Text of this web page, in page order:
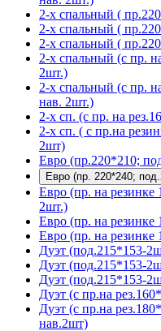
2-х спальный (
2-х спальный (
2-х спальный (
2-х спальный (с пр.
2шт.)
2-х спальный (с пр.
нав. 2шт.)
2-х сп. (с пр. на
2-х сп. ( с пр.на
2шт)
Евро (пр.220*210;
Евро (пр. 220*240;
Евро (пр. на
2шт.)
Евро (пр. на
Евро (пр. на
Дуэт (под.215*153-
Дуэт (под.215*153-
Дуэт (под.215*153-
Дуэт (с пр.на
Дуэт (с пр.на
нав.2шт)